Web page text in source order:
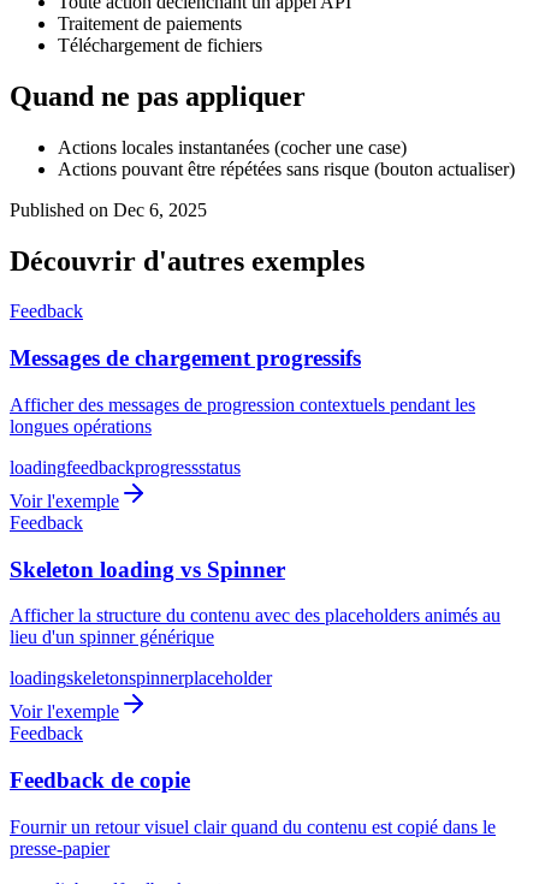
Traitement de paiements
Téléchargement de fichiers
Quand ne pas appliquer
Actions locales instantanées (cocher une case)
Actions pouvant être répétées sans risque (bouton actualiser)
Published on Dec 6, 2025
Découvrir d'autres exemples
Feedback
Messages de chargement progressifs
Afficher des messages de progression contextuels pendant les
longues opérations
loadingfeedbackprogressstatus
Voir l'exemple
Feedback
Skeleton loading vs Spinner
Afficher la structure du contenu avec des placeholders animés au
lieu d'un spinner générique
loadingskeletonspinnerplaceholder
Voir l'exemple
Feedback
Feedback de copie
Fournir un retour visuel clair quand du contenu est copié dans le
presse-papier